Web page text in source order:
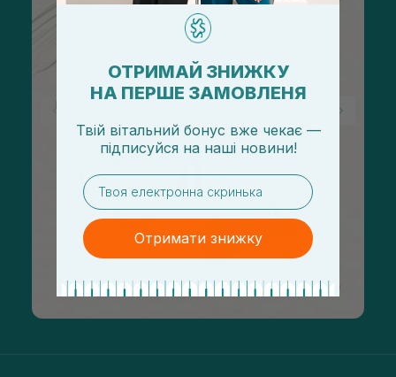
ОТРИМАЙ ЗНИЖКУ
НА ПЕРШЕ ЗАМОВЛЕНЯ
Твій вітальний бонус вже чекає —
підписуйся на наші новини!
email
Отримати знижку